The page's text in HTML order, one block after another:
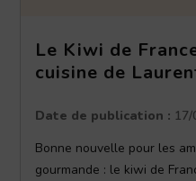
Le Kiwi de
cuisine de
Date de publication :
Bonne nouvelle pour les
gourmande : le kiwi de